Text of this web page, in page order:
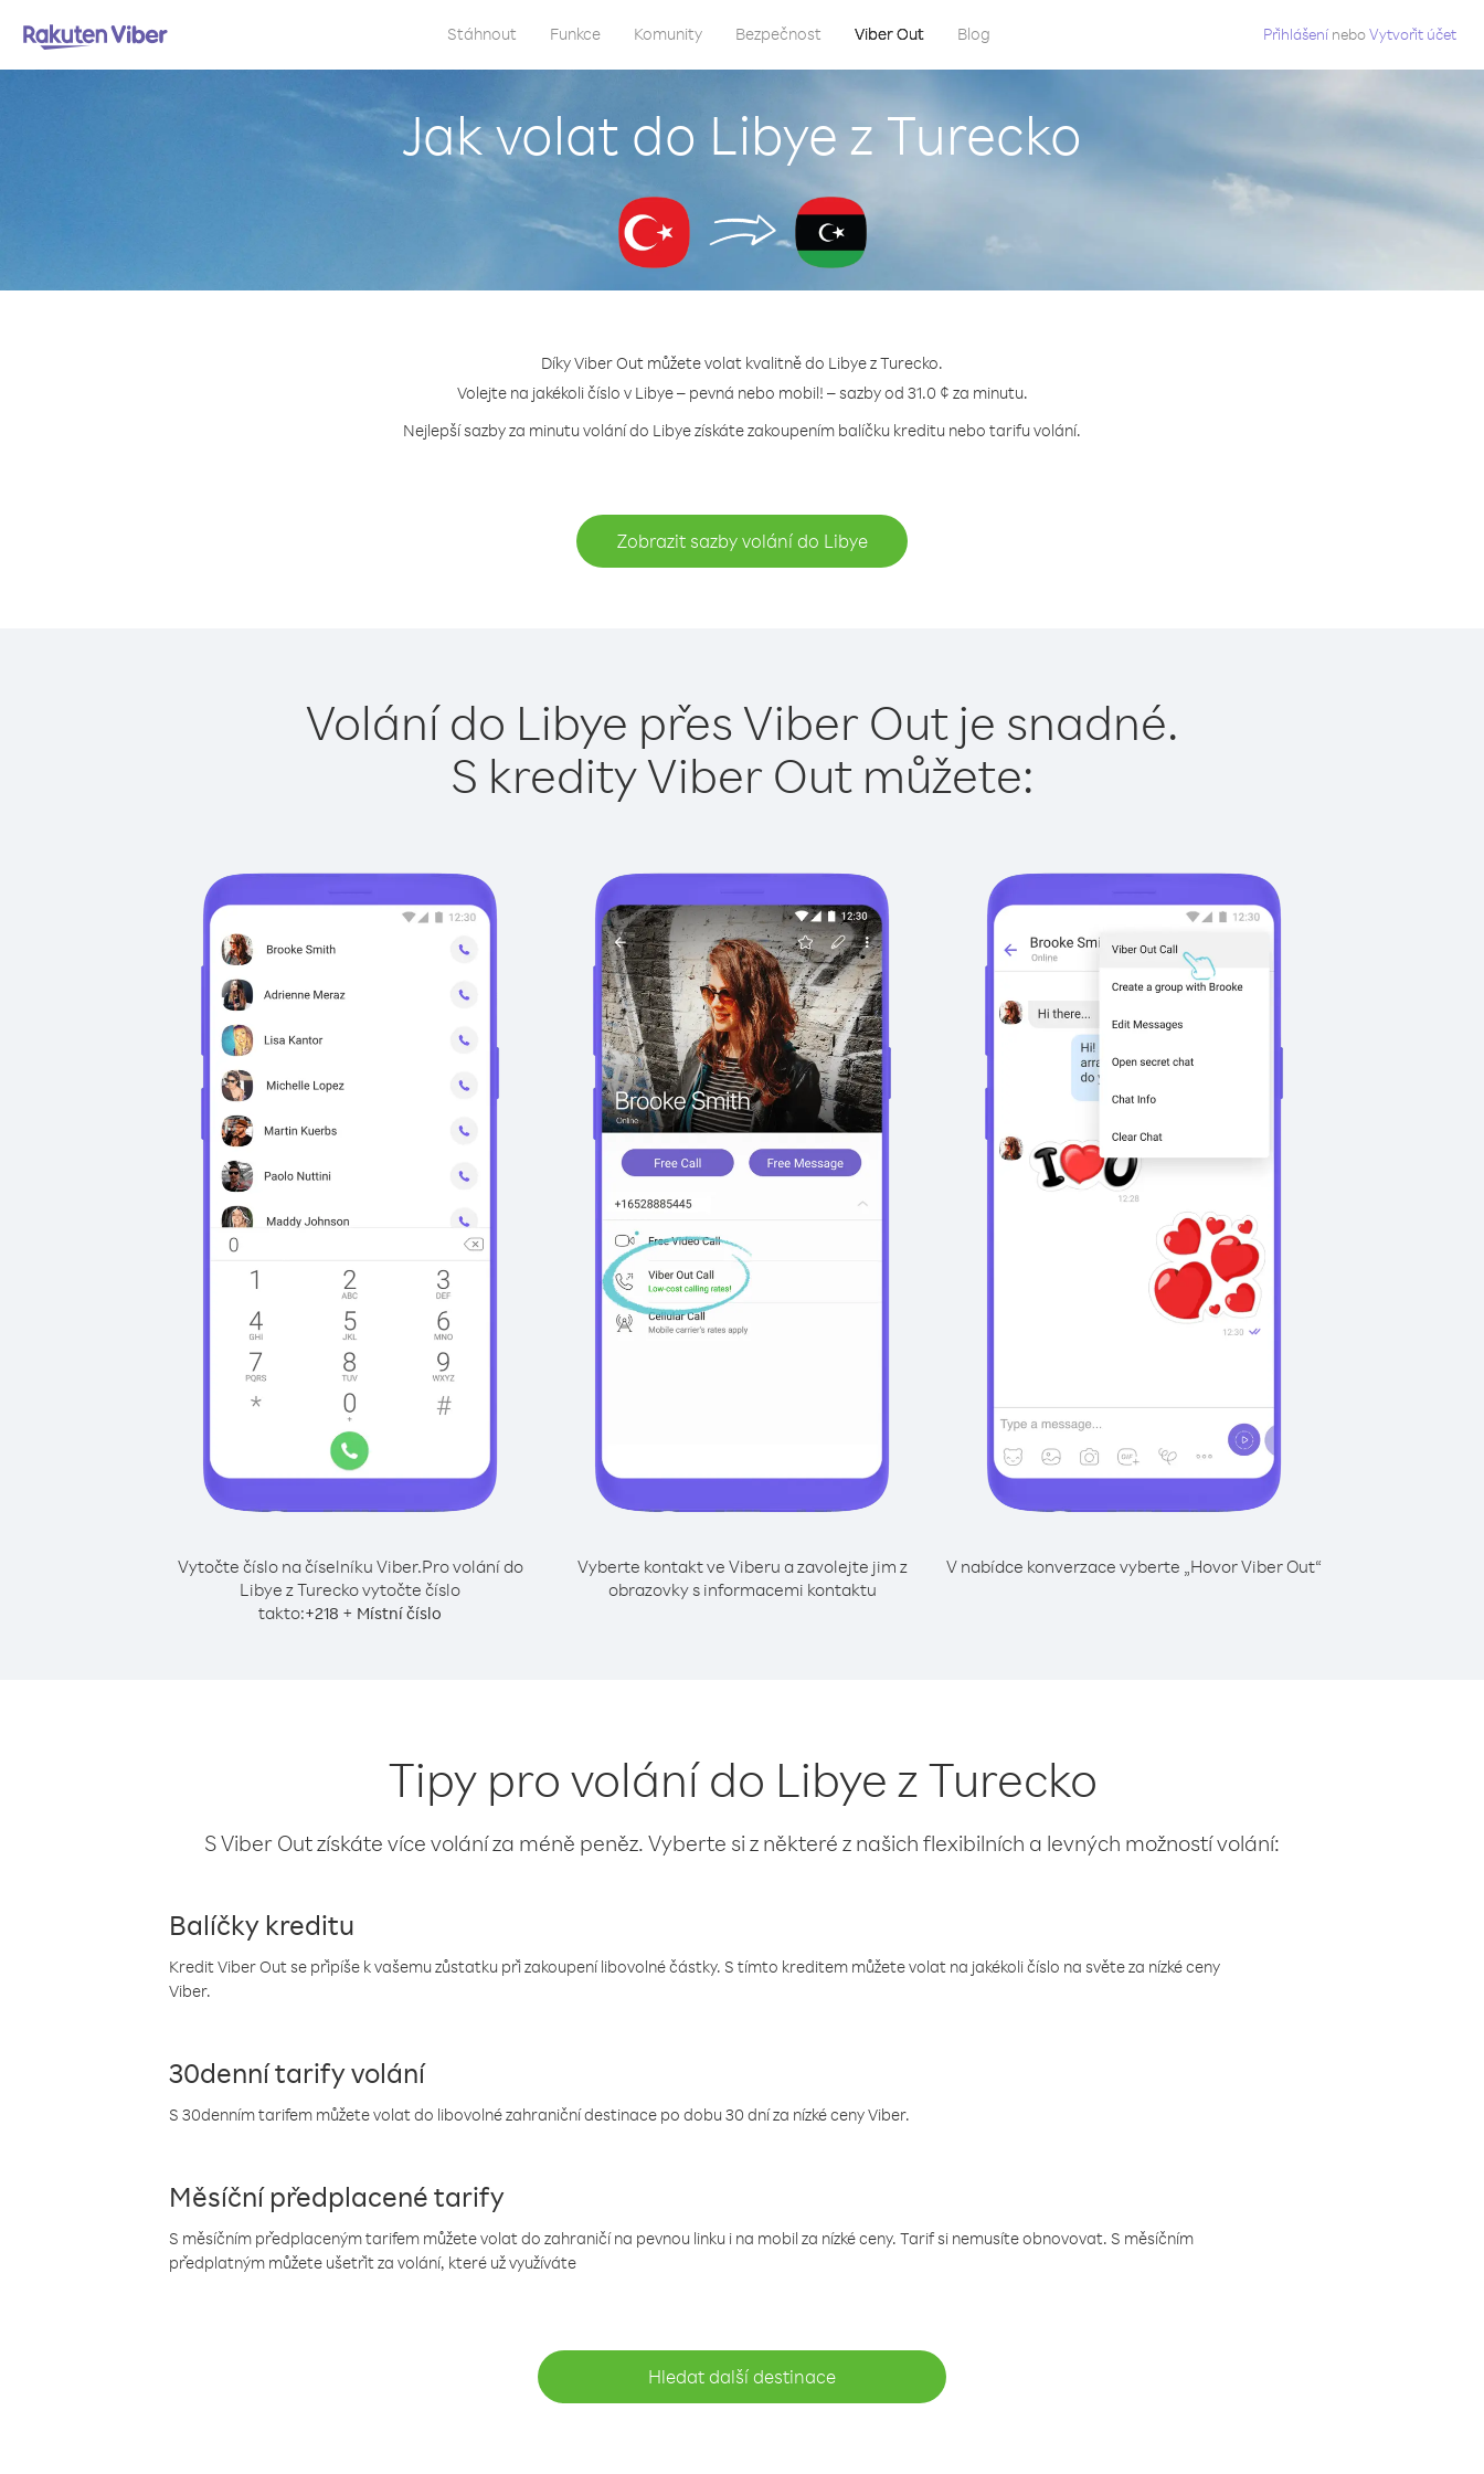
Stáhnout Funkce Komunity Bezpečnost Viber Out Blog Přihlášení neboVytvořit účet
Jak volat do Libye z Turecko
Díky Viber Out můžete volat kvalitně do Libye z Turecko.
Volejte na jakékoli číslo v Libye – pevná nebo mobil! – sazby od 31.0 ¢ za minutu.
Nejlepší sazby za minutu volání do Libye získáte zakoupením balíčku kreditu nebo tarifu volání.
Zobrazit sazby volání do Libye
Volání do Libye přes Viber Out je snadné.
S kredity Viber Out můžete:
Vytočte číslo na číselníku Viber.Pro volání do
Libye z Turecko vytočte číslo
takto:+218 + Místní číslo
Vyberte kontakt ve Viberu a zavolejte jim z
obrazovky s informacemi kontaktu
V nabídce konverzace vyberte „Hovor Viber Out“
Tipy pro volání do Libye z Turecko
S Viber Out získáte více volání za méně peněz. Vyberte si z některé z našich flexibilních a levných možností volání:
Balíčky kreditu
Kredit Viber Out se připíše k vašemu zůstatku při zakoupení libovolné částky. S tímto kreditem můžete volat na jakékoli číslo na světe za nízké ceny
Viber.
30denní tarify volání
S 30denním tarifem můžete volat do libovolné zahraniční destinace po dobu 30 dní za nízké ceny Viber.
Měsíční předplacené tarify
S měsíčním předplaceným tarifem můžete volat do zahraničí na pevnou linku i na mobil za nízké ceny. Tarif si nemusíte obnovovat. S měsíčním
předplatným můžete ušetřit za volání, které už využíváte
Hledat další destinace